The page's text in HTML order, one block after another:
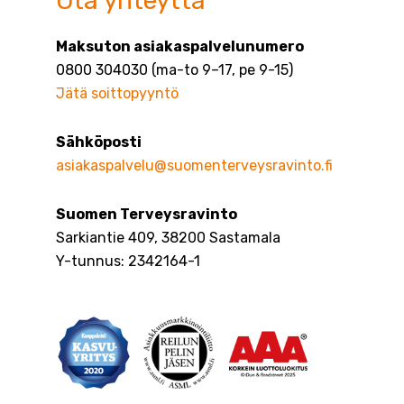
Maksuton asiakaspalvelunumero
0800 304030 (ma-to 9–17, pe 9-15)
Jätä soittopyyntö
Sähköposti
asiakaspalvelu@suomenterveysravinto.fi
Suomen Terveysravinto
Sarkiantie 409, 38200 Sastamala
Y-tunnus: 2342164-1